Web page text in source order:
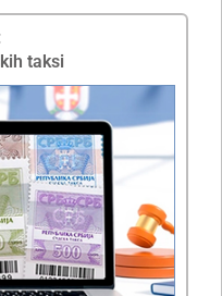
taksi